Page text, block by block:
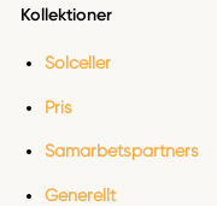
Kollektioner
Solceller
Pris
Samarbetspartners
Generellt